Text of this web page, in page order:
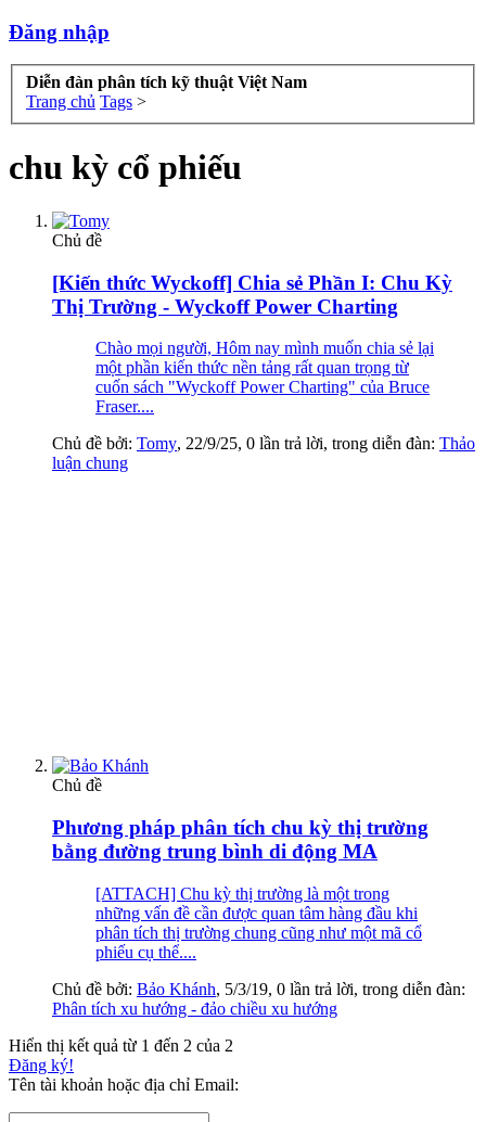
Đăng nhập
Diễn đàn phân tích kỹ thuật Việt Nam
Trang chủ Tags >
chu kỳ cổ phiếu
Chủ đề
[Kiến thức Wyckoff] Chia sẻ Phần I: Chu Kỳ
Thị Trường - Wyckoff Power Charting
Chào mọi người, Hôm nay mình muốn chia sẻ lại
một phần kiến thức nền tảng rất quan trọng từ
cuốn sách "Wyckoff Power Charting" của Bruce
Fraser....
Chủ đề bởi: Tomy, 22/9/25, 0 lần trả lời, trong diễn đàn: Thảo
luận chung
Chủ đề
Phương pháp phân tích chu kỳ thị trường
bằng đường trung bình di động MA
[ATTACH] Chu kỳ thị trường là một trong
những vấn đề cần được quan tâm hàng đầu khi
phân tích thị trường chung cũng như một mã cổ
phiếu cụ thể....
Chủ đề bởi: Bảo Khánh, 5/3/19, 0 lần trả lời, trong diễn đàn:
Phân tích xu hướng - đảo chiều xu hướng
Hiển thị kết quả từ 1 đến 2 của 2
Đăng ký!
Tên tài khoản hoặc địa chỉ Email: